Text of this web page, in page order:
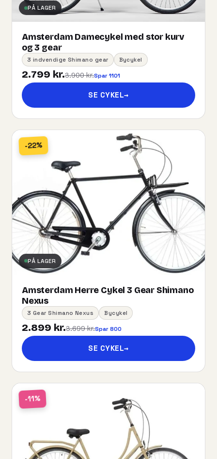
PÅ LAGER
Amsterdam Damecykel med stor kurv
og 3 gear
3 indvendige Shimano gear Bycykel
2.799 kr.3.900 kr.Spar 1101
SE CYKEL→
-22%
PÅ LAGER
Amsterdam Herre Cykel 3 Gear Shimano
Nexus
3 Gear Shimano Nexus Bycykel
2.899 kr.3.699 kr.Spar 800
SE CYKEL→
-11%